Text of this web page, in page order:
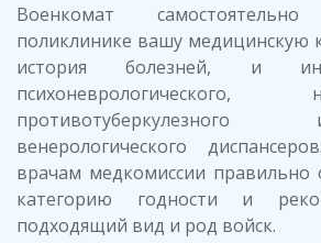
Военкомат
поликлинике вашу медицинскую
история болезней, и
психоневрологического,
венерологического
врачам медкомиссии правильно
категорию годности и
подходящий вид и род войск.